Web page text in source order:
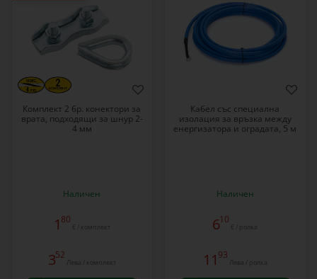
Комплект 2 бр. конектори за
врата, подходящи за шнур 2-
4 мм
Наличен
1 80
€ / комплект
352
Лева / комплект
Кабел със специална
изолация за връзка между
енергизатора и оградата, 5 м
Наличен
610
€ / ролка
11 93
Лева / ролка